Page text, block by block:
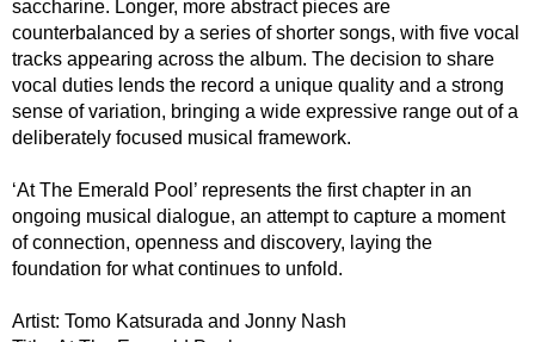
saccharine. Longer, more abstract pieces are
counterbalanced by a series of shorter songs, with five vocal
tracks appearing across the album. The decision to share
vocal duties lends the record a unique quality and a strong
sense of variation, bringing a wide expressive range out of a
deliberately focused musical framework.
‘At The Emerald Pool’ represents the first chapter in an
ongoing musical dialogue, an attempt to capture a moment
of connection, openness and discovery, laying the
foundation for what continues to unfold.
Artist: Tomo Katsurada and Jonny Nash